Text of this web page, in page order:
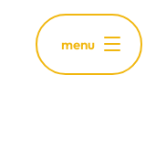
menu